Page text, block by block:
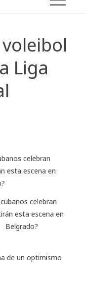
Liga
celebran
esta escena en
Belgrado?
de un optimismo